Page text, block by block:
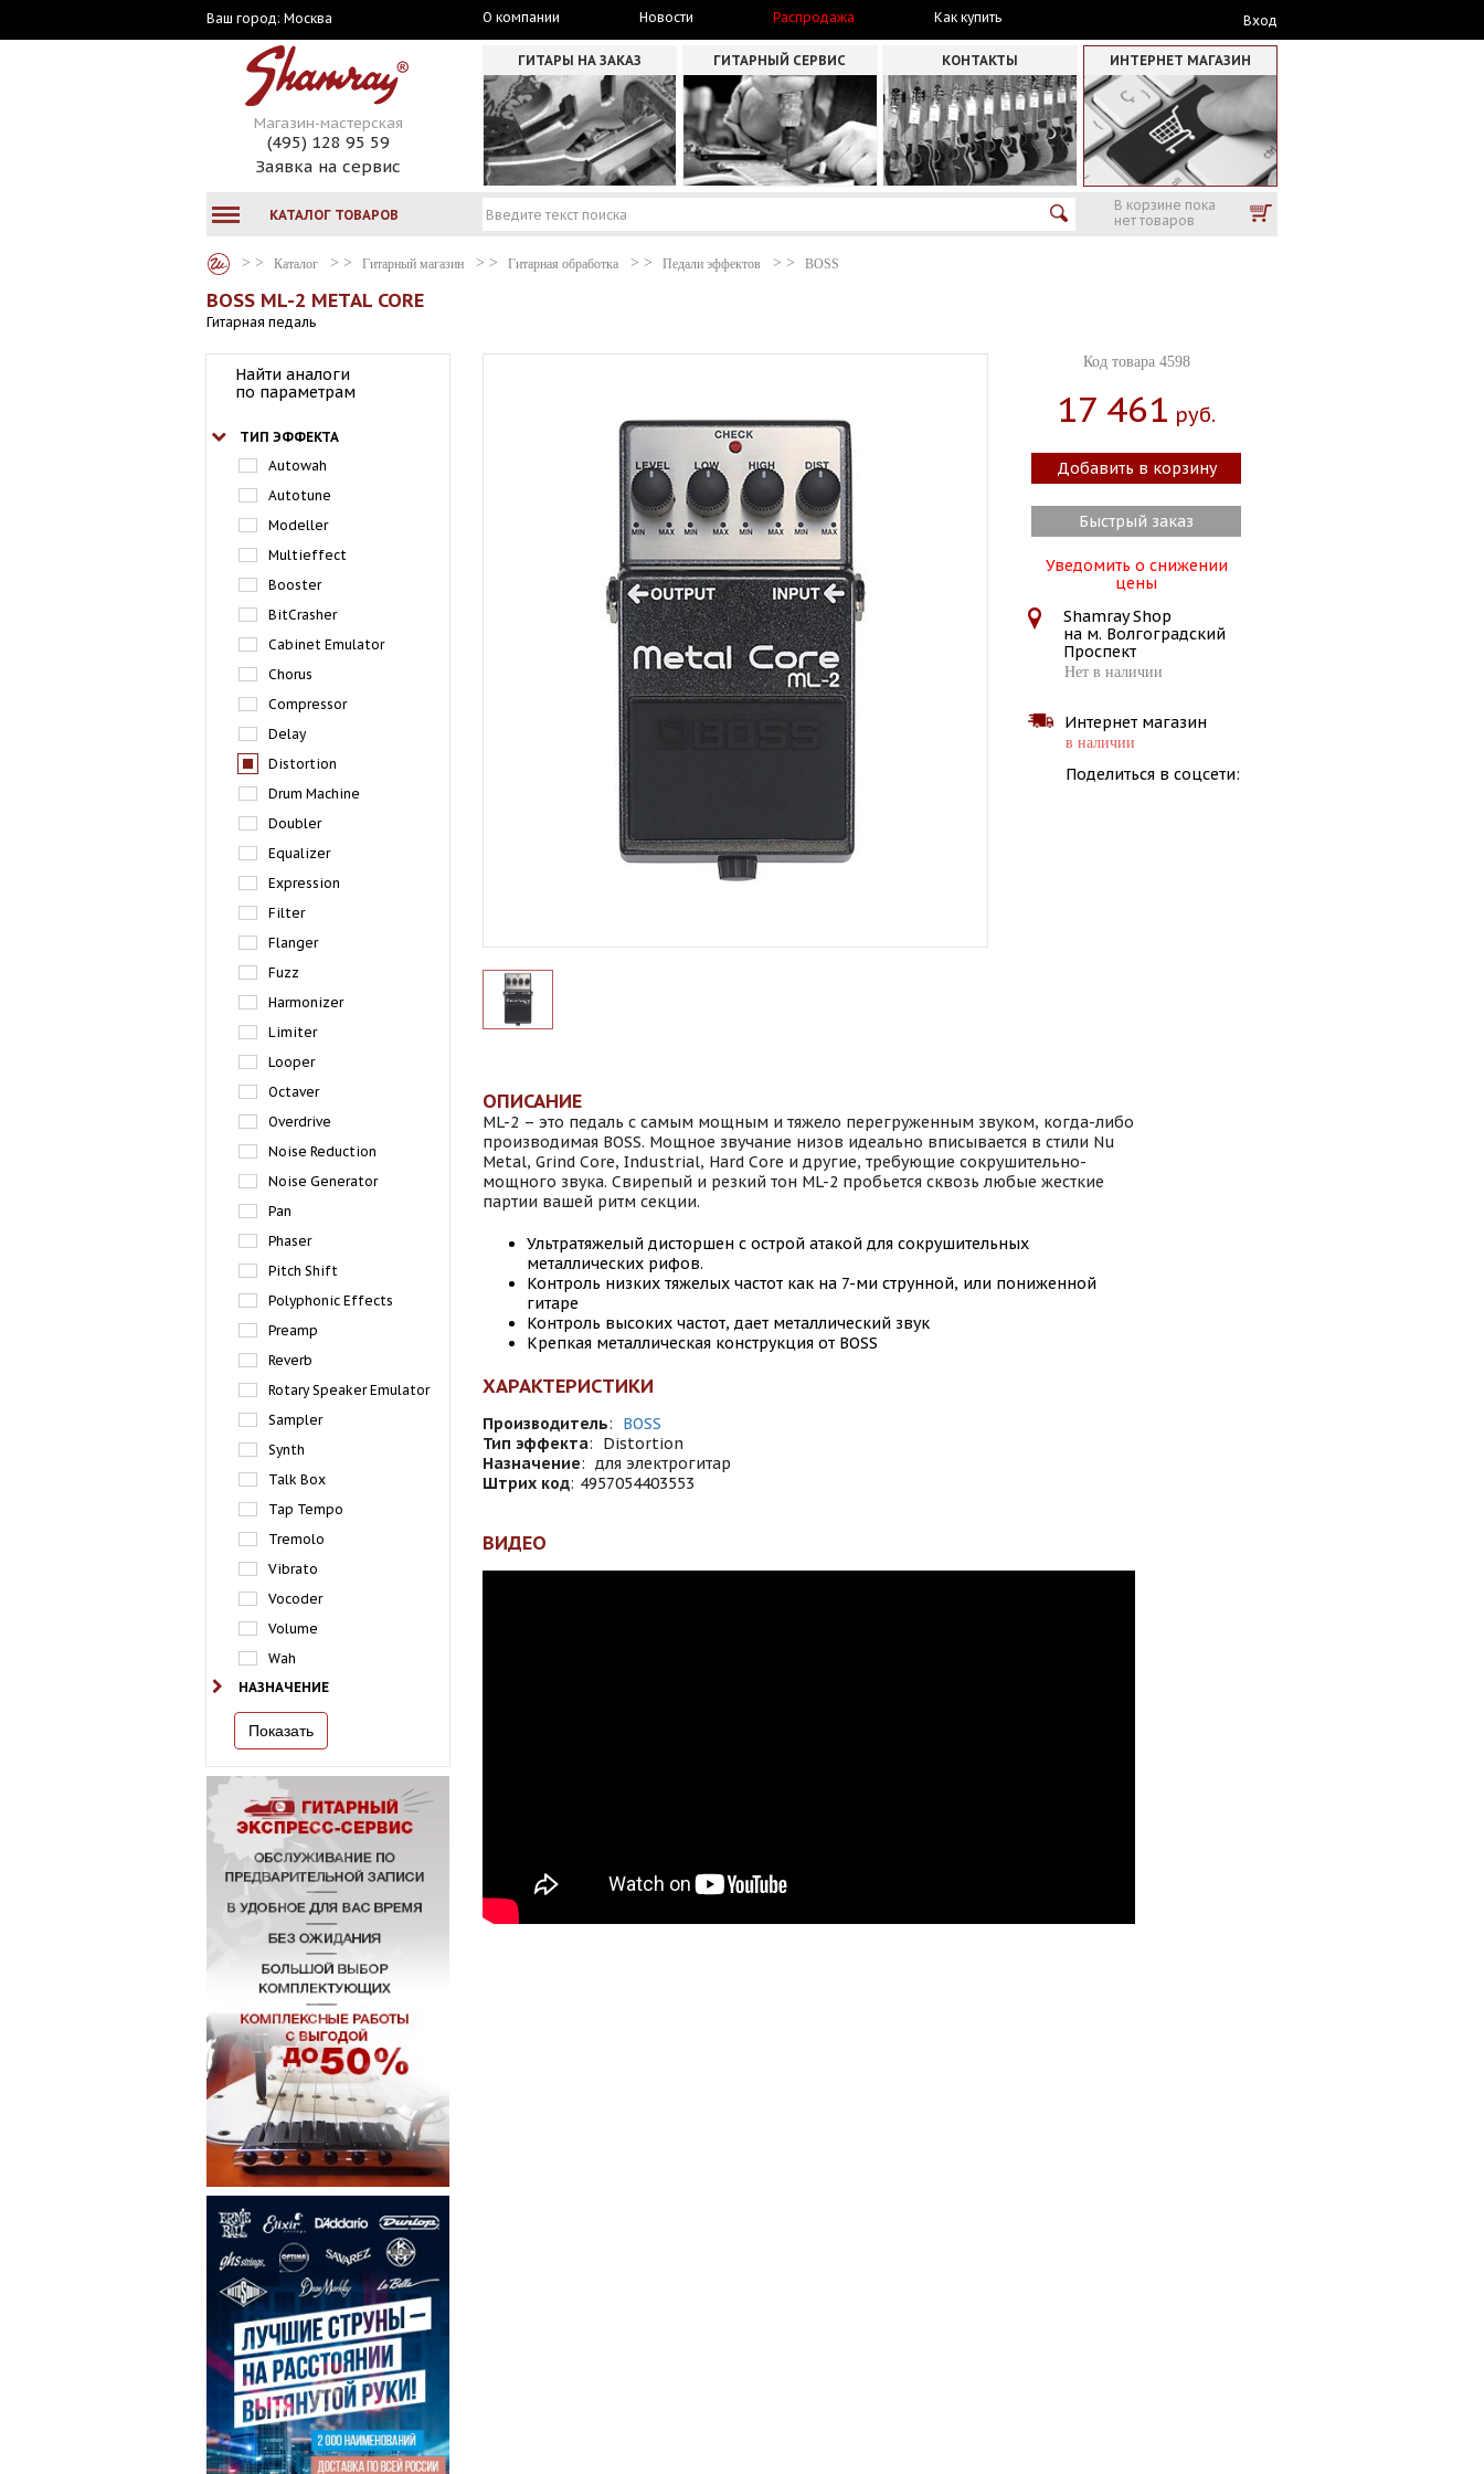
Ваш город: Москва О компании Новости Распродажа Как купить Вход
Магазин-мастерская
(495) 128 95 59
Заявка на сервис
ГИТАРЫ НА ЗАКАЗ ГИТАРНЫЙ СЕРВИС КОНТАКТЫ ИНТЕРНЕТ МАГАЗИН
КАТАЛОГ ТОВАРОВ
В корзине пока
нет товаров
Каталог Гитарный магазин Гитарная обработка Педали эффектов BOSS
BOSS ML-2 METAL CORE
Гитарная педаль
Найти аналоги
по параметрам
ТИП ЭФФЕКТА
Autowah
Autotune
Modeller
Multieffect
Booster
BitCrasher
Cabinet Emulator
Chorus
Compressor
Delay
Distortion
Drum Machine
Doubler
Equalizer
Expression
Filter
Flanger
Fuzz
Harmonizer
Limiter
Looper
Octaver
Overdrive
Noise Reduction
Noise Generator
Pan
Phaser
Pitch Shift
Polyphonic Effects
Preamp
Reverb
Rotary Speaker Emulator
Sampler
Synth
Talk Box
Tap Tempo
Tremolo
Vibrato
Vocoder
Volume
Wah
НАЗНАЧЕНИЕ
Код товара 4598
17 461 Руб.
Добавить в корзину
Быстрый заказ
Уведомить о снижении
цены
Shamray Shop
на м. Волгоградский
Проспект
Нет в наличии
Интернет магазин
в наличии
Поделиться в соцсети:
ОПИСАНИЕ
ML-2 – это педаль с самым мощным и тяжело перегруженным звуком, когда-либо
производимая BOSS. Мощное звучание низов идеально вписывается в стили Nu
Metal, Grind Core, Industrial, Hard Core и другие, требующие сокрушительно-
мощного звука. Свирепый и резкий тон ML-2 пробьется сквозь любые жесткие
партии вашей ритм секции.
Ультратяжелый дисторшен с острой атакой для сокрушительных
металлических рифов.
Контроль низких тяжелых частот как на 7-ми струнной, или пониженной
гитаре
Контроль высоких частот, дает металлический звук
Крепкая металлическая конструкция от BOSS
ХАРАКТЕРИСТИКИ
Производитель:
BOSS
Тип эффекта:
Distortion
Назначение: для электрогитар
Штрих код: 4957054403553
ВИДЕО